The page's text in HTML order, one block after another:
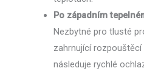
Po západním
Nezbytné pro tlusté
zahrnující rozpouštěcí
následuje rychlé